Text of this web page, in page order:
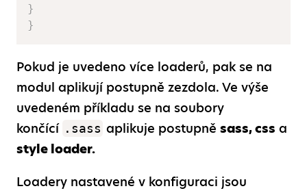
}
}
Pokud je uvedeno více loaderů, pak se na
modul aplikují postupně zezdola. Ve výše
uvedeném příkladu se na soubory
končící .sass aplikuje postupně sass, css a
style loader.
Loadery nastavené v konfiguraci jsou